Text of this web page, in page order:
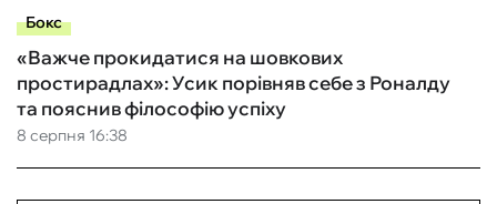
Бокс
8 серпня 16:38
«Важче прокидатися на шовкових
простирадлах»: Усик порівняв себе з Роналду
та пояснив філософію успіху